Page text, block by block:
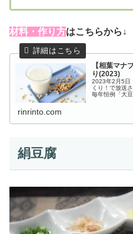
材料・作り方はこちらから↓
【相葉マナ
り(2023)
2023年2月5日
くり！で放送
毎年恒例「大
rinrinto.com
絹豆腐